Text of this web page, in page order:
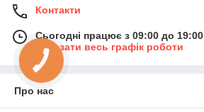
Контакти
Сьогодні працює з 09:00 до 19:00
Показати весь графік роботи
Про нас